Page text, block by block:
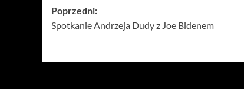
Zobacz
wpisy
Poprzedni:
Spotkanie Andrzeja Dudy z Joe Bidenem